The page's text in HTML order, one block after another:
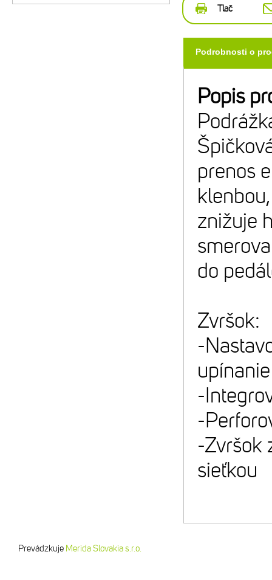
Tlač
Podrobnosti o
Popis
prenos
znižuje
do
Zvršok:
-
upínanie
-
-
-Zvršok
sieťkou
Prevádzkuje Merida Slovakia s.r.o.